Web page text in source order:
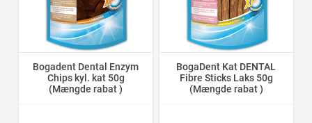
Bogadent Dental Enzym
Chips kyl. kat 50g
(Mængde rabat )
BogaDent Kat DENTAL
Fibre Sticks Laks 50g
(Mængde rabat )